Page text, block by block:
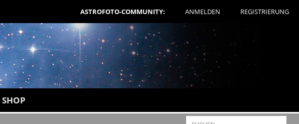
ASTROFOTO-COMMUNITY: ANMELDEN REGISTRIERUNG
SHOP